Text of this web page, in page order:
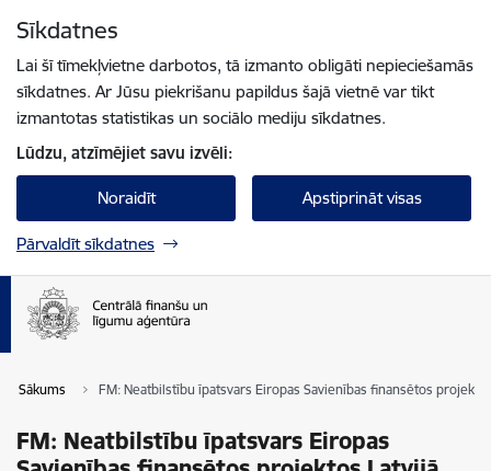
Sīkdatnes
Lai šī tīmekļvietne darbotos, tā izmanto obligāti nepieciešamās
sīkdatnes. Ar Jūsu piekrišanu papildus šajā vietnē var tikt
izmantotas statistikas un sociālo mediju sīkdatnes.
Lūdzu, atzīmējiet savu izvēli:
Noraidīt Apstiprināt visas
Pārvaldīt sīkdatnes
Sākums FM: Neatbilstību īpatsvars Eiropas Savienības finansētos
FM: Neatbilstību īpatsvars Eiropas